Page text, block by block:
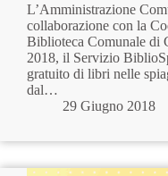
L’Amministrazione
collaborazione con la
Biblioteca Comunale di
2018, il Servizio
gratuito di libri nelle
dal…
29 Giugno 2018